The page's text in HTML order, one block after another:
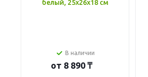
белый, 25x26x18 см
В наличии
от 8 890 ₸